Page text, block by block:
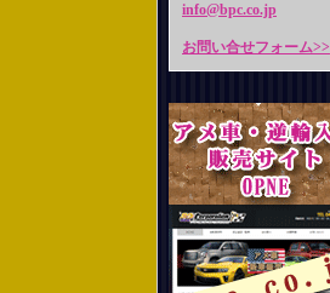
info@bpc.co.jp
お問い合せフォーム>>